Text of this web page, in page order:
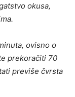
okusa,
ovisno o
prekoračiti 70
previše čvrsta